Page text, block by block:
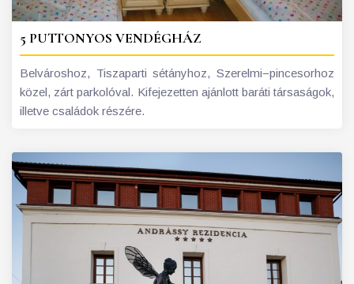
5 PUTTONYOS VENDÉGHÁZ
Belvároshoz, Tiszaparti sétányhoz, Szerelmi−pincesorhoz
közel, zárt parkolóval. Kifejezetten ajánlott baráti társaságok,
illetve családok részére.